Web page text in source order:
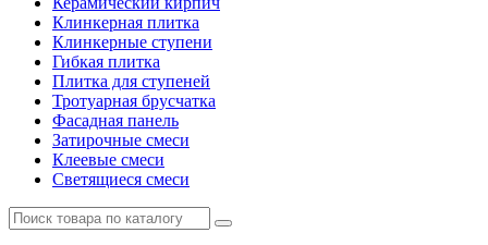
Клинкерная плитка
Клинкерные ступени
Гибкая плитка
Плитка для ступеней
Тротуарная брусчатка
Фасадная панель
Затирочные смеси
Клеевые смеси
Светящиеся смеси